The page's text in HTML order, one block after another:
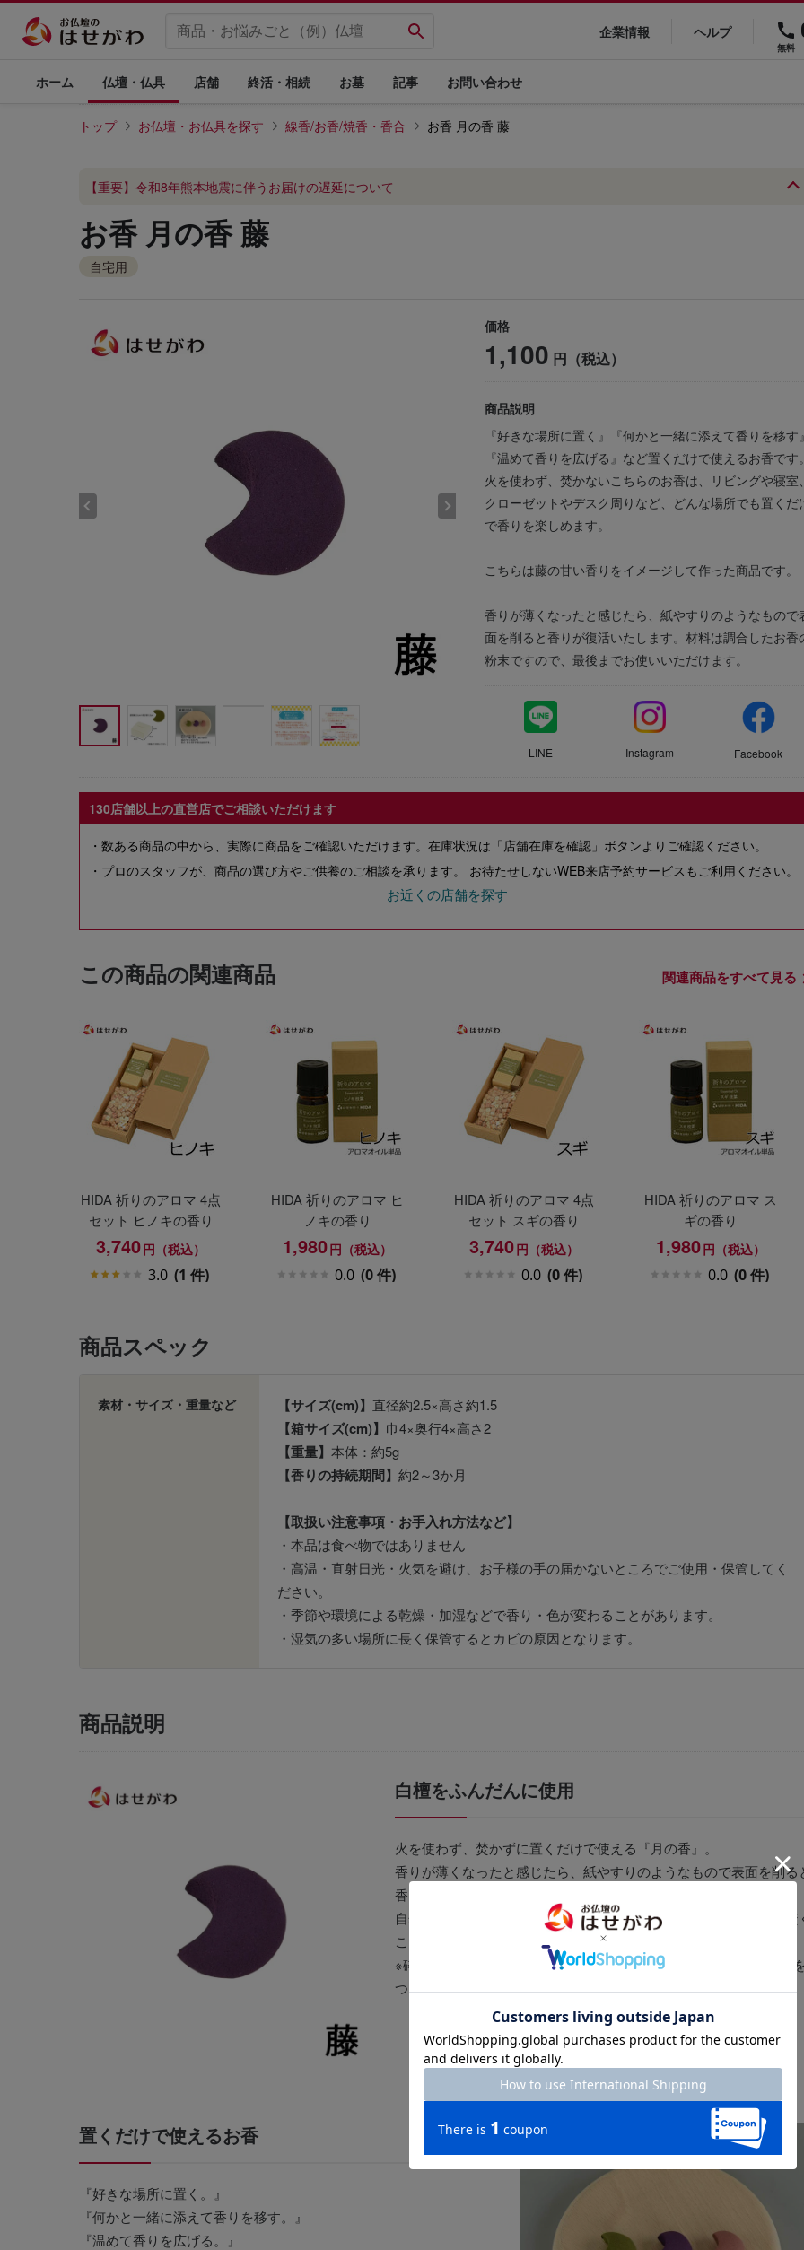
企業情報 ヘルプ
無料
ホーム 仏壇・仏具 店舗 終活・相続 お墓 記事 お問い合わせ
トップ お仏壇・お仏具を探す 線香/お香/焼香・香合 お香 月の香 藤
【重要】令和8年熊本地震に伴うお届けの遅延について
お香 月の香 藤
自宅用
価格
1,100 円（税込）
商品説明
『好きな場所に置く』『何かと一緒に添えて香りを移す』
『温めて香りを広げる』など置くだけで使えるお香です。
火を使わず、焚かないこちらのお香は、リビングや寝室、
クローゼットやデスク周りなど、どんな場所でも置くだ
で香りを楽しめます。
こちらは藤の甘い香りをイメージして作った商品です。
香りが薄くなったと感じたら、紙やすりのようなもので
面を削ると香りが復活いたします。材料は調合したお香
粉末ですので、最後までお使いいただけます。
LINE Instagram Facebook
130店舗以上の直営店でご相談いただけます
・数ある商品の中から、実際に商品をご確認いただけます。在庫状況は「店舗在庫を確認」ボタンよりご確認ください。
・プロのスタッフが、商品の選び方やご供養のご相談を承ります。 お待たせしないWEB来店予約サービスもご利用ください。
お近くの店舗を探す
この商品の関連商品 関連商品をすべて見る
HIDA 祈りのアロマ 4点
セット ヒノキの香り
3,740円（税込）
3.0 (1 件)
HIDA 祈りのアロマ ヒ
ノキの香り
1,980円（税込）
0.0 (0 件)
HIDA 祈りのアロマ 4点
セット スギの香り
3,740円（税込）
0.0 (0 件)
HIDA 祈りのアロマ ス
ギの香り
1,980円（税込）
0.0 (0 件)
商品スペック
素材・サイズ・重量など 【サイズ(cm)】 直径約2.5×高さ約1.5
【箱サイズ(cm)】 巾4×奥行4×高さ2
【重量】 本体：約5g
【香りの持続期間】 約2～3か月
【取扱い注意事項・お手入れ方法など】
・本品は食べ物ではありません
・高温・直射日光・火気を避け、お子様の手の届かないところでご使用・保管してく
ださい。
・季節や環境による乾燥・加湿などで香り・色が変わることがあります。
・湿気の多い場所に長く保管するとカビの原因となります。
商品説明
白檀をふんだんに使用
火を使わず、焚かずに置くだけで使える『月の香』。
香りが薄くなったと感じたら、紙やすりのようなもので表面を削る
香りが復活いたします。
自然素材である白檀をふんだんに使用しておりますので、砕いて焚
こともでき、最後までお愉しみいただけます。
※砕いて焚く際は不燃性容器のご使用と火の取り扱いには十分お気
つけください。
置くだけで使えるお香
『好きな場所に置く。』
『何かと一緒に添えて香りを移す。』
『温めて香りを広げる。』